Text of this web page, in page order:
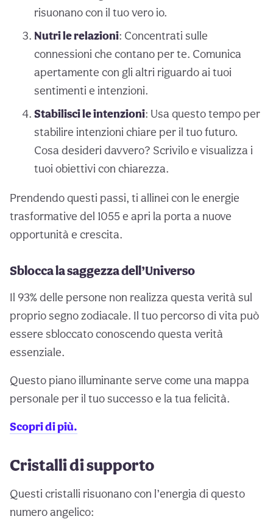
risuonano con il tuo vero io.
Nutri le relazioni: Concentrati sulle
connessioni che contano per te. Comunica
apertamente con gli altri riguardo ai tuoi
sentimenti e intenzioni.
Stabilisci le intenzioni: Usa questo tempo per
stabilire intenzioni chiare per il tuo futuro.
Cosa desideri davvero? Scrivilo e visualizza i
tuoi obiettivi con chiarezza.
Prendendo questi passi, ti allinei con le energie
trasformative del 1055 e apri la porta a nuove
opportunità e crescita.
Sblocca la saggezza dell’Universo
Il 93% delle persone non realizza questa verità sul
proprio segno zodiacale. Il tuo percorso di vita può
essere sbloccato conoscendo questa verità
essenziale.
Questo piano illuminante serve come una mappa
personale per il tuo successo e la tua felicità.
Scopri di più.
Cristalli di supporto
Questi cristalli risuonano con l’energia di questo
numero angelico: